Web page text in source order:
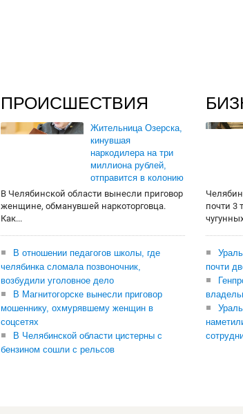
ПРОИСШЕСТВИЯ
Жительница Озерска,
кинувшая
наркодилера на три
миллиона рублей,
отправится в колонию
В Челябинской области вынесли приговор
женщине, обманувшей наркоторговца.
Как...
В отношении педагогов школы, где
челябинка сломала позвоночник,
возбудили уголовное дело
В Магнитогорске вынесли приговор
мошеннику, охмурявшему женщин в
соцсетях
В Челябинской области цистерны с
бензином сошли с рельсов
почти 3
почти